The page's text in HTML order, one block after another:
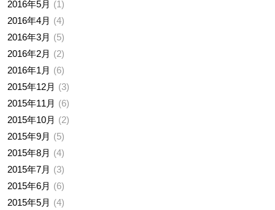
2016年5月
1
2016年4月
4
2016年3月
5
2016年2月
2
2016年1月
6
2015年12月
3
2015年11月
6
2015年10月
2
2015年9月
5
2015年8月
4
2015年7月
3
2015年6月
6
2015年5月
4